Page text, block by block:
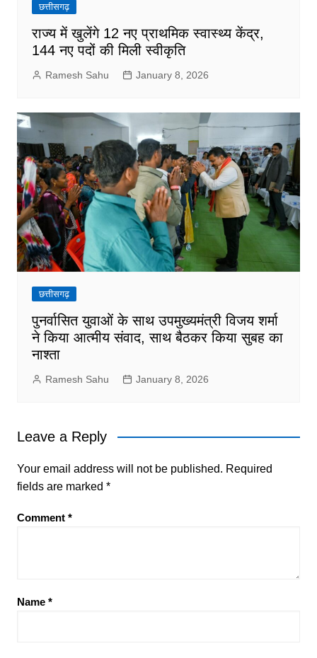
छत्तीसगढ़
राज्य में खुलेंगे 12 नए प्राथमिक स्वास्थ्य केंद्र,
144 नए पदों की मिली स्वीकृति
Ramesh Sahu January 8, 2026
छत्तीसगढ़
पुनर्वासित युवाओं के साथ उपमुख्यमंत्री विजय शर्मा
ने किया आत्मीय संवाद, साथ बैठकर किया सुबह का
नाश्ता
Ramesh Sahu January 8, 2026
Leave a Reply
Your email address will not be published. Required
fields are marked *
Comment *
Name *